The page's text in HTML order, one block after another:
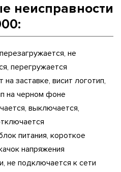
неисправности
не
перегружается
заставке, висит логотип,
на черном фоне
выключается,
питания, короткое
напряжения
не подключается к сети